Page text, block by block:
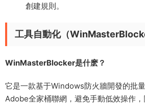
創建規則。
工具自動化（
WinMasterBlocker是什麽？​​
它是一款基于Windows防火牆開發的批
Adobe全家桶聯網，避免手動低效操作，